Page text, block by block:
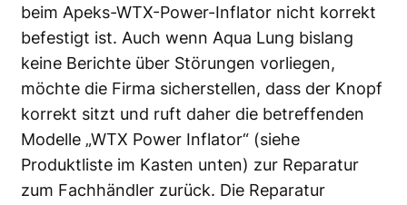
beim Apeks-WTX-Power-Inflator nicht korrekt
befestigt ist. Auch wenn Aqua Lung bislang
keine Berichte über Störungen vorliegen,
möchte die Firma sicherstellen, dass der Knopf
korrekt sitzt und ruft daher die betreffenden
Modelle „WTX Power Inflator“ (siehe
Produktliste im Kasten unten) zur Reparatur
zum Fachhändler zurück. Die Reparatur